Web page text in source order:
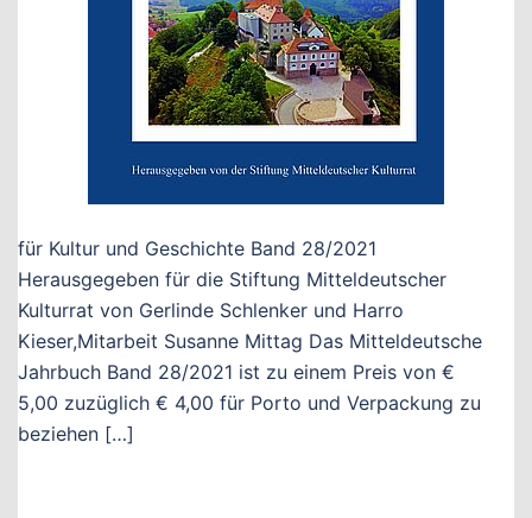
für Kultur und Geschichte Band 28/2021
Herausgegeben für die Stiftung Mitteldeutscher
Kulturrat von Gerlinde Schlenker und Harro
Kieser,Mitarbeit Susanne Mittag Das Mitteldeutsche
Jahrbuch Band 28/2021 ist zu einem Preis von €
5,00 zuzüglich € 4,00 für Porto und Verpackung zu
beziehen […]